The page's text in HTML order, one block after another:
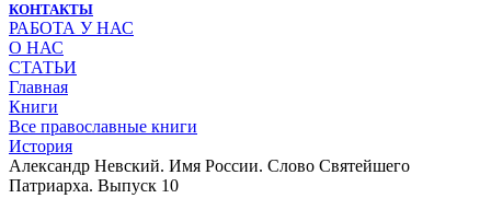
КОНТАКТЫ
РАБОТА У НАС
О НАС
СТАТЬИ
Главная
Книги
Все православные книги
История
Александр Невский. Имя России. Слово Святейшего
Патриарха. Выпуск 10